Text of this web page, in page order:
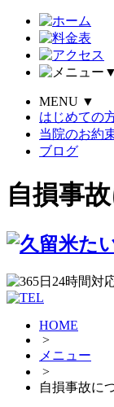
▼
MENU ▼
はじめての
当院のお約
ブログ
自損事
HOME
>
メニュー
>
自損事故に